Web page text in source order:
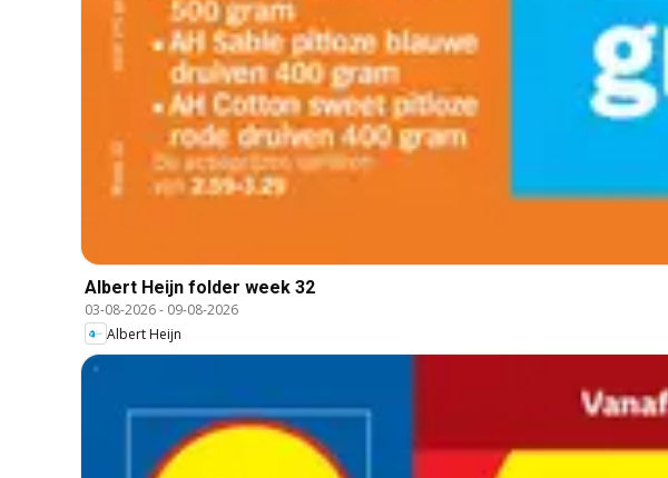
Albert Heijn folder week 32
03-08-2026- 09-08-2026
Albert Heijn